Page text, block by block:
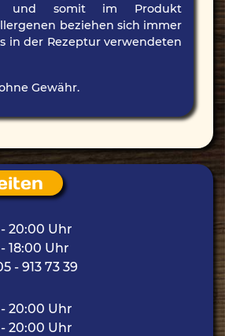
und somit im Produkt
beziehen sich immer
in der Rezeptur verwendeten
Gewähr.
20:00 Uhr
18:00 Uhr
- 913 73 39
20:00 Uhr
20:00 Uhr